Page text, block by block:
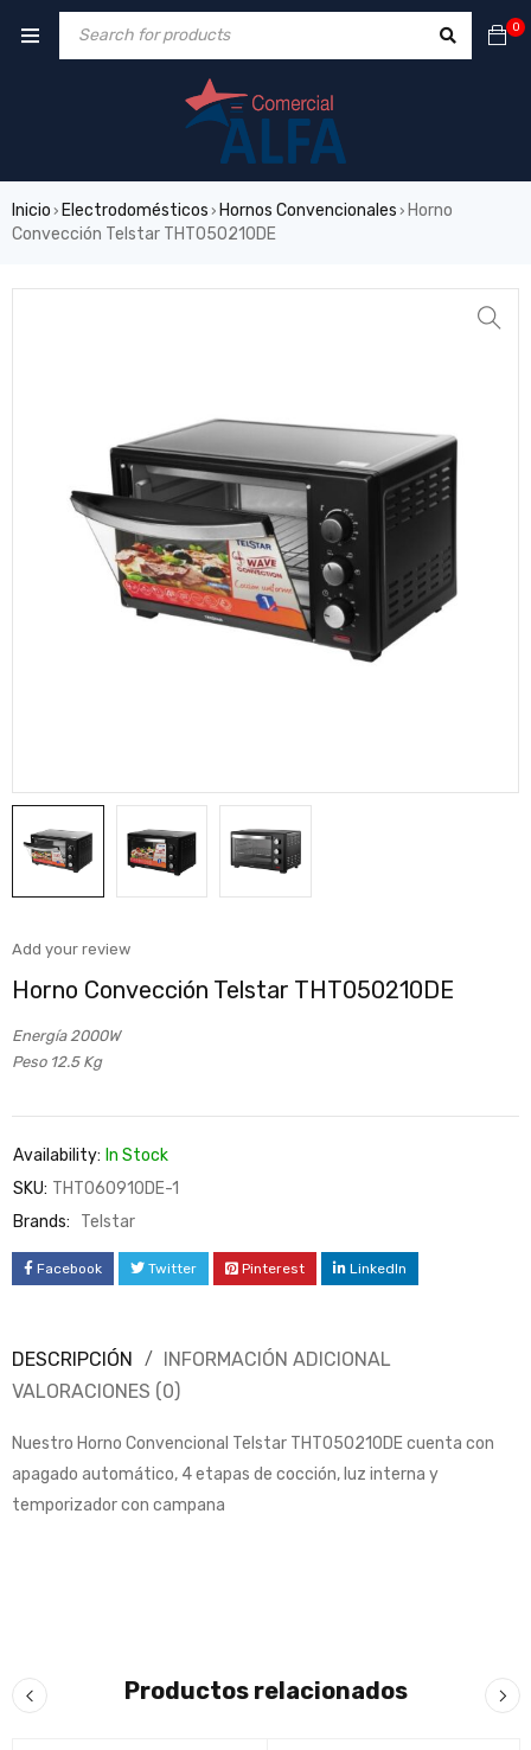
0
Inicio › Electrodomésticos › Hornos Convencionales › Horno
Convección Telstar THT050210DE
Add your review
Horno Convección Telstar THT050210DE
Energía 2000W
Peso 12.5 Kg
Availability: In Stock
SKU: THT060910DE-1
Brands:
Telstar
Facebook Twitter Pinterest LinkedIn
DESCRIPCIÓN
INFORMACIÓN ADICIONAL
VALORACIONES (0)
Nuestro Horno Convencional Telstar THT050210DE cuenta con
apagado automático, 4 etapas de cocción, luz interna y
temporizador con campana
Productos relacionados